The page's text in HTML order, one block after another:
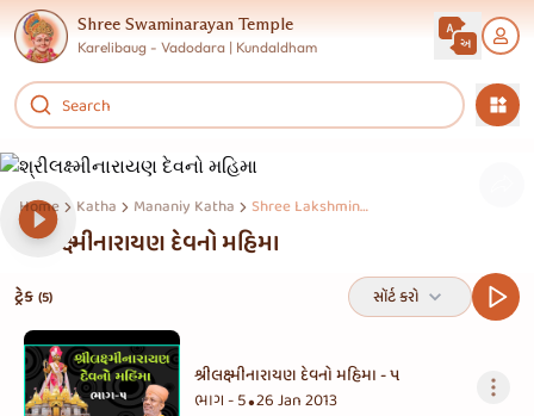
Shree Swaminarayan Temple
Karelibaug - Vadodara | Kundaldham
Home Katha Mananiy Katha Shree Lakshminarayan Devno Mahima
શ્રીલક્ષ્મીનારાયણ દેવનો મહિમા
ટ્રેક (5) સૉર્ટ કરો
શ્રીલક્ષ્મીનારાયણ દેવનો મહિમા - ૫
ભાગ - 5•26 Jan 2013